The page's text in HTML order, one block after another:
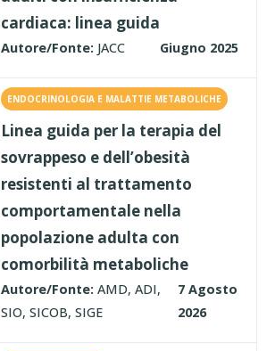
cardiaca: linea guida
Autore/Fonte: JACC Giugno 2025
ENDOCRINOLOGIA E MALATTIE METABOLICHE
Linea guida per la terapia del
sovrappeso e dell’obesità
resistenti al trattamento
comportamentale nella
popolazione adulta con
comorbilità metaboliche
Autore/Fonte: AMD, ADI,
SIO, SICOB, SIGE
7 Agosto
2026